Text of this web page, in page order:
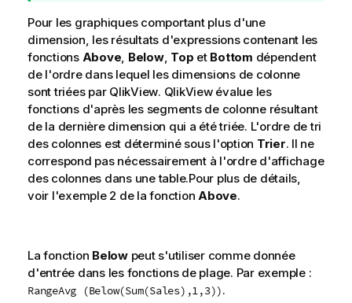
n
s
e
i
l
Pour les graphiques comportant plus d'une
dimension, les résultats d'expressions contenant les
fonctions Above, Below, Top et Bottom dépendent
de l'ordre dans lequel les dimensions de colonne
sont triées par QlikView. QlikViewévalue les
fonctions d'après les segments de colonne résultant
de la dernière dimension qui a été triée. L'ordre de tri
des colonnes est déterminé sous l'option Trier. Il ne
correspond pas nécessairement à l'ordre d'affichage
des colonnes dans une table.Pour plus de détails,
voir l'exemple 2 de la fonction Above.
La fonction Belowpeut s'utiliser comme donnée
d'entrée dans les fonctions de plage. Par exemple :
RangeAvg (Below(Sum(Sales),1,3)).